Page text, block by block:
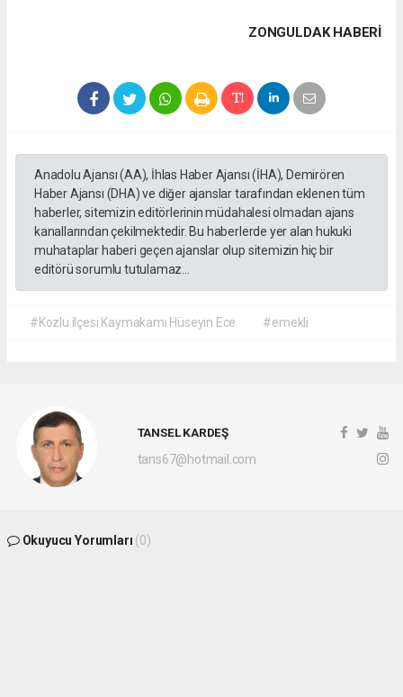
ZONGULDAK HABERİ
Anadolu Ajansı (AA), İhlas Haber Ajansı (İHA), Demirören
Haber Ajansı (DHA) ve diğer ajanslar tarafından eklenen tüm
haberler, sitemizin editörlerinin müdahalesi olmadan ajans
kanallarından çekilmektedir. Bu haberlerde yer alan hukuki
muhataplar haberi geçen ajanslar olup sitemizin hiç bir
editörü sorumlu tutulamaz...
#Kozlu ilçesi Kaymakamı Hüseyin Ece #emekli
TANSEL KARDEŞ
tans67@hotmail.com
Okuyucu Yorumları (0)